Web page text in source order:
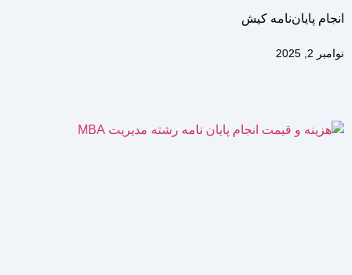
انجام پایان‌نامه کیش
نوامبر 2, 2025